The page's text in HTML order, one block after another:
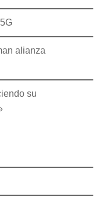
alianza
su